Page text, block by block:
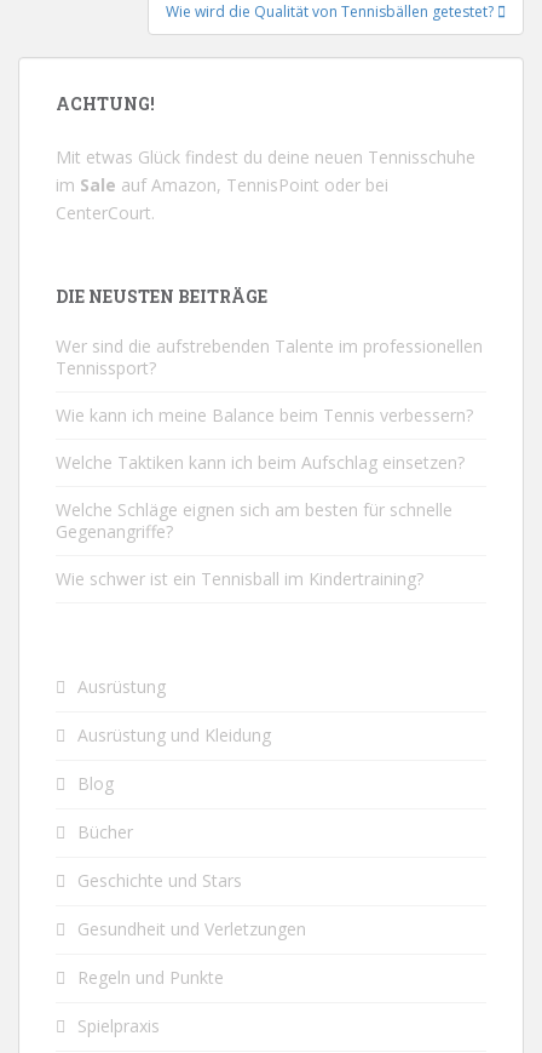
Wie wird die Qualität von Tennisbällen getestet?
ACHTUNG!
Mit etwas Glück findest du deine neuen Tennisschuhe
im Sale aufAmazon, TennisPoint oder bei
CenterCourt.
DIE NEUSTEN BEITRÄGE
Wer sind die aufstrebenden Talente im professionellen
Tennissport?
Wie kann ich meine Balance beim Tennis verbessern?
Welche Taktiken kann ich beim Aufschlag einsetzen?
Welche Schläge eignen sich am besten für schnelle
Gegenangriffe?
Wie schwer ist ein Tennisball im Kindertraining?
Ausrüstung
Ausrüstung und Kleidung
Blog
Bücher
Geschichte und Stars
Gesundheit und Verletzungen
Regeln und Punkte
Spielpraxis